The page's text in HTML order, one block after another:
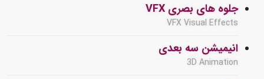
جلوه های بصری VFX
VFX Visual Effects
انیمیشن سه بعدی
3D Animation